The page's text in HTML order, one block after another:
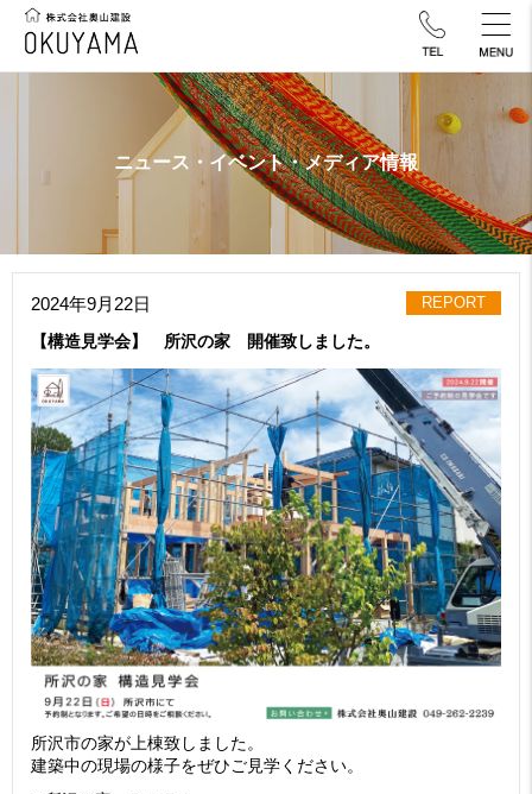
ニュース・イベント・メディア情報
2024年9月22日 REPORT
【構造見学会】 所沢の家 開催致しました。
所沢市の家が上棟致しました。
建築中の現場の様子をぜひご見学ください。